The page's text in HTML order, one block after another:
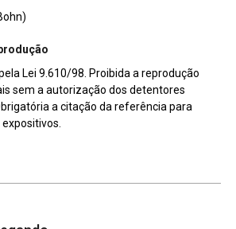
Lei 9.610/98. Proibida a reprodução
sem a autorização dos detentores
a citação da referência para